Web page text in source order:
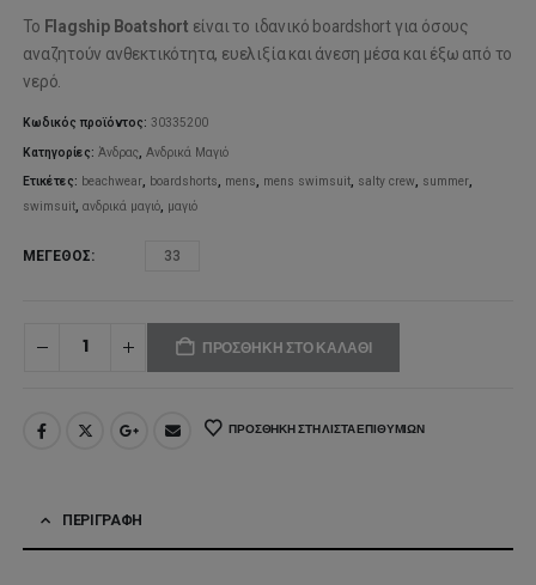
price
was:
74,95€.
τιμή
52,46€.
Το Flagship Boatshort είναι το ιδανικό boardshort για όσους
αναζητούν ανθεκτικότητα, ευελιξία και άνεση μέσα και έξω από το
νερό.
Κωδικός προϊόντος: 30335200
Κατηγορίες:Άνδρας,Ανδρικά Μαγιό
Ετικέτες: beachwear, boardshorts, mens, mens swimsuit, salty crew, summer,
swimsuit,ανδρικά μαγιό, μαγιό
ΜΈΓΕΘΟΣ 33
ΠΡΟΣΘΉΚΗ ΣΤΟ ΚΑΛΆΘΙ
ΠΡΟΣΘΉΚΗ ΣΤΗ ΛΊΣΤΑ ΕΠΙΘΥΜΙΏΝ
ΠΕΡΙΓΡΑΦΉ